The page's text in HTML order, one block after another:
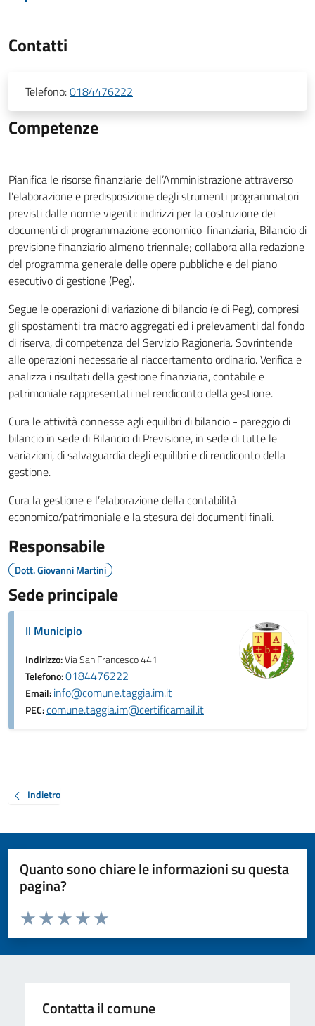
Contatti
Telefono:0184476222
Competenze
Pianifica le risorse finanziarie dell’Amministrazione attraverso
l’elaborazione e predisposizione degli strumenti programmatori
previsti dalle norme vigenti: indirizzi per la costruzione dei
documenti di programmazione economico-finanziaria, Bilancio di
previsione finanziario almeno triennale; collabora alla redazione
del programma generale delle opere pubbliche e del piano
esecutivo di gestione (Peg).
Segue le operazioni di variazione di bilancio (e di Peg), compresi
gli spostamenti tra macro aggregati ed i prelevamenti dal fondo
di riserva, di competenza del Servizio Ragioneria. Sovrintende
alle operazioni necessarie al riaccertamento ordinario. Verifica e
analizza i risultati della gestione finanziaria, contabile e
patrimoniale rappresentati nel rendiconto della gestione.
Cura le attività connesse agli equilibri di bilancio - pareggio di
bilancio in sede di Bilancio di Previsione, in sede di tutte le
variazioni, di salvaguardia degli equilibri e di rendiconto della
gestione.
Cura la gestione e l’elaborazione della contabilità
economico/patrimoniale e la stesura dei documenti finali.
Responsabile
Dott. Giovanni Martini
Sede principale
Il Municipio
Indirizzo:Via San Francesco 441
Telefono:0184476222
Email:info@comune.taggia.im.it
PEC:comune.taggia.im@certificamail.it
Indietro
Quanto sono chiare le informazioni su questa
pagina?
Valuta da 1 a 5 stelle la pagina
Valuta 5 stelle su 5
Valuta 4 stelle su 5
Valuta 3 stelle su 5
Valuta 2 stelle su 5
Valuta 1 stelle su 5
Contatta il comune